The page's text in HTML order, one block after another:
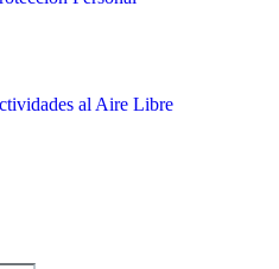
al Aire Libre